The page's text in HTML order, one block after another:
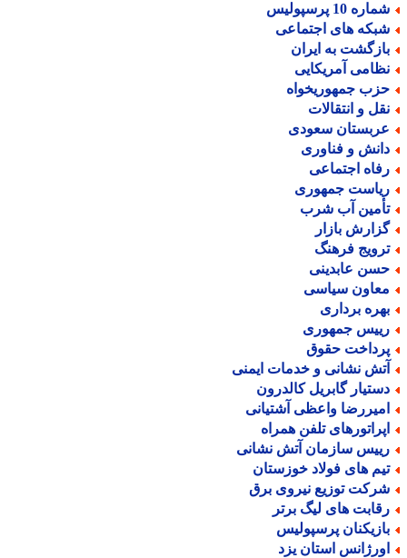
10 پرسپولیس
های اجتماعی
به ایران
آمریکایی
جمهوریخواه
و انتقالات
سعودی
و فناوری
اجتماعی
جمهوری
آب شرب
بازار
فرهنگ
عابدینی
سیاسی
برداری
جمهوری
حقوق
نشانی و خدمات ایمنی
گابریل کالدرون
واعظی آشتیانی
تلفن همراه
سازمان آتش نشانی
های فولاد خوزستان
توزیع نیروی برق
های لیگ برتر
پرسپولیس
استان یزد